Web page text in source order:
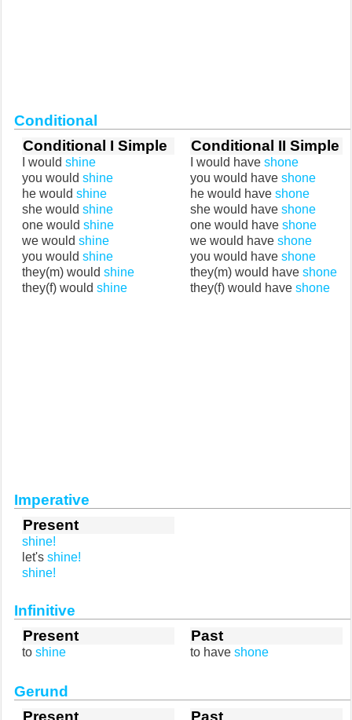
Conditional
Conditional I Simple
I would shine
you would shine
he would shine
she would shine
one would shine
we would shine
you would shine
they(m) would shine
they(f) would shine
Conditional II Simple
I would have shone
you would have shone
he would have shone
she would have shone
one would have shone
we would have shone
you would have shone
they(m) would have shone
they(f) would have shone
Imperative
Present
shine!
let's shine!
shine!
Infinitive
Present
to shine
Past
to have shone
Gerund
Present
Past